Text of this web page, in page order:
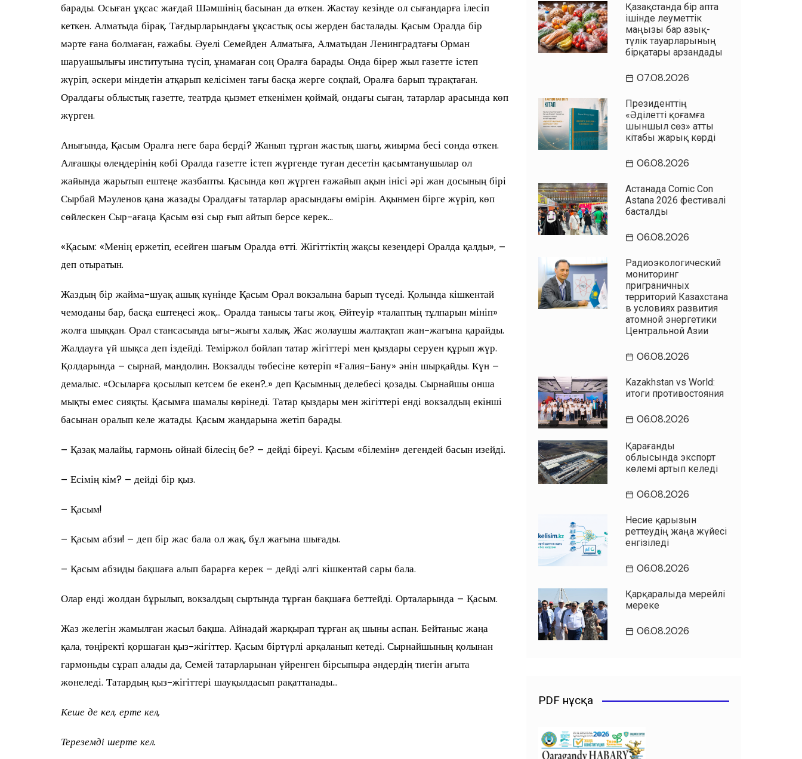
барады. Осыған ұқсас жағдай Шәмшінің басынан да өткен. Жастау кезінде ол сығандарға ілесіп
кеткен. Алматыда бірақ. Тағдырларындағы ұқсастық осы жерден басталады. Қасым Оралда бір
мәрте ғана болмаған, ғажабы. Әуелі Семейден Алматыға, Алматыдан Ленинградтағы Орман
шаруашылығы институтына түсіп, ұнамаған соң Оралға барады. Онда бірер жыл газетте істеп
жүріп, әскери міндетін атқарып келісімен тағы басқа жерге соқпай, Оралға барып тұрақтаған.
Оралдағы облыстық газетте, театрда қызмет еткенімен қоймай, ондағы сыған, татарлар арасында көп
жүрген.
Анығында, Қасым Оралға неге бара берді? Жанып тұрған жастық шағы, жиырма бесі сонда өткен.
Алғашқы өлеңдерінің көбі Оралда газетте істеп жүргенде туған десетін қасымтанушылар ол
жайында жарытып ештеңе жазбапты. Қасында көп жүрген ғажайып ақын інісі әрі жан досының бірі
Сырбай Мәуленов қана жазады Оралдағы татарлар арасындағы өмірін. Ақынмен бірге жүріп, көп
сөйлескен Сыр-ағаңа Қасым өзі сыр ғып айтып берсе керек…
«Қасым: «Менің ержетіп, есейген шағым Оралда өтті. Жігіттіктің жақсы кезеңдері Оралда қалды», –
деп отыратын.
Жаздың бір жайма-шуақ ашық күнінде Қасым Орал вокзалына барып түседі. Қолында кішкентай
чемоданы бар, басқа ештеңесі жоқ… Оралда танысы тағы жоқ. Әйтеуір «талаптың тұлпарын мініп»
жолға шыққан. Орал стансасында ығы-жығы халық. Жас жолаушы жалтақтап жан-жағына қарайды.
Жалдауға үй шықса деп іздейді. Теміржол бойлап татар жігіттері мен қыздары серуен құрып жүр.
Қолдарында – сырнай, мандолин. Вокзалды төбесіне көтеріп «Ғалия-Бану» әнін шырқайды. Күн –
демалыс. «Осыларға қосылып кетсем бе екен?..» деп Қасымның делебесі қозады. Сырнайшы онша
мықты емес сияқты. Қасымға шамалы көрінеді. Татар қыздары мен жігіттері енді вокзалдың екінші
басынан оралып келе жатады. Қасым жандарына жетіп барады.
– Қазақ малайы, гармонь ойнай білесің бе? – дейді біреуі. Қасым «білемін» дегендей басын изейді.
– Есімің кім? – дейді бір қыз.
– Қасым!
– Қасым абзи! – деп бір жас бала ол жақ, бұл жағына шығады.
– Қасым абзиды бақшаға алып барарға керек – дейді әлгі кішкентай сары бала.
Олар енді жолдан бұрылып, вокзалдың сыртында тұрған бақшаға беттейді. Орталарында – Қасым.
Жаз желегін жамылған жасыл бақша. Айнадай жарқырап тұрған ақ шыны аспан. Бейтаныс жаңа
қала, төңіректі қоршаған қыз-жігіттер. Қасым біртүрлі арқаланып кетеді. Сырнайшының қолынан
гармоньды сұрап алады да, Семей татарларынан үйренген бірсыпыра әндердің тиегін ағыта
жөнеледі. Татардың қыз-жігіттері шауқылдасып рақаттанады…
Кеше де кел, ерте кел,
Тереземді шерте кел.
Қазақстанда бір апта
ішінде әлеуметтік
маңызы бар азық-
түлік тауарларының
бірқатары арзандады
07.08.2026
Президенттің
«Әділетті қоғамға
шыншыл сөз» атты
кітабы жарық көрді
06.08.2026
Астанада Comic Con
Astana 2026 фестивалі
басталды
06.08.2026
Радиоэкологический
мониторинг
приграничных
территорий Казахстана
в условиях развития
атомной энергетики
Центральной Азии
06.08.2026
Kazakhstan vs World:
итоги противостояния
06.08.2026
Қарағанды
облысында экспорт
көлемі артып келеді
06.08.2026
Несие қарызын
реттеудің жаңа жүйесі
енгізіледі
06.08.2026
Қарқаралыда мерейлі
мереке
06.08.2026
PDF нұсқа